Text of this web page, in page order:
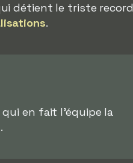
détient le triste record
.
en fait l'équipe la